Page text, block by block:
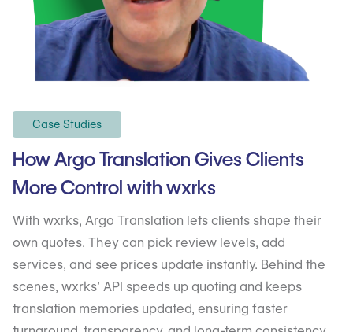
Case Studies
How Argo Translation Gives Clients
More Control with wxrks
With wxrks, Argo Translation lets clients shape their
own quotes. They can pick review levels, add
services, and see prices update instantly. Behind the
scenes, wxrks’ API speeds up quoting and keeps
translation memories updated, ensuring faster